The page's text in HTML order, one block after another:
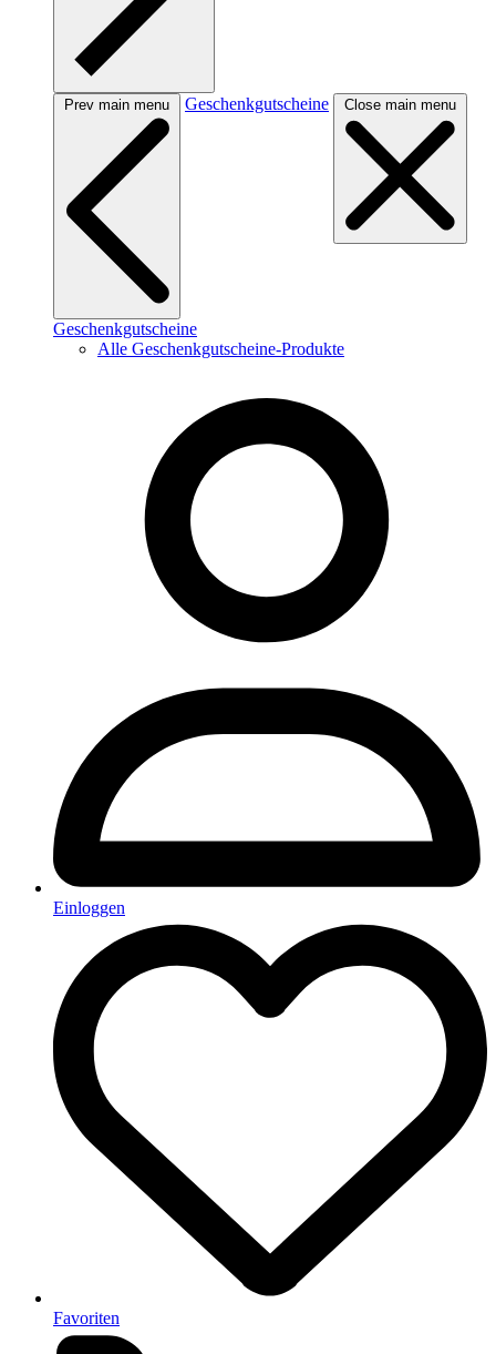
Prev main menu Geschenkgutscheine Close main menu
Geschenkgutscheine
Alle Geschenkgutscheine-Produkte
Einloggen
Favoriten